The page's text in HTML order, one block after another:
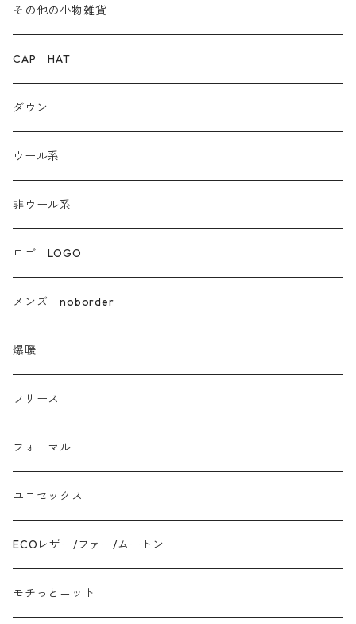
デニム
ダウン
ダンガリー
ウール系
非ウール系
エコレザー合成皮革
カシミア
ラクーン フェレット フォックス
モヘア
モチッとニット
ツイード
ジャガード
接触冷感
その他の小物雑貨
CAP HAT
ダウン
ウール系
非ウール系
ロゴ LOGO
メンズ noborder
爆暖
フリース
フォーマル
ユニセックス
ECOレザー/ファー/ムートン
モチっとニット